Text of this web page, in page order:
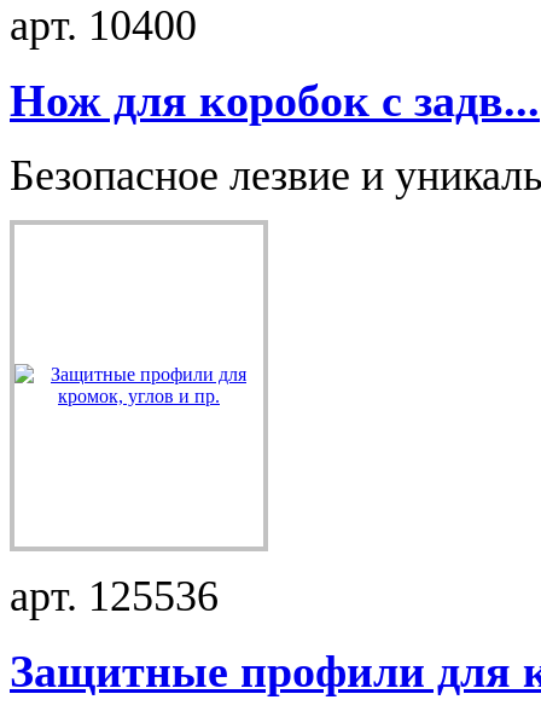
арт. 10400
Нож для коробок с задв...
Безопасное лезвие и
арт. 125536
Защитные профили для